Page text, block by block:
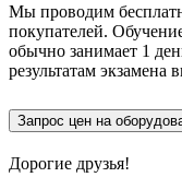
Мы проводим
покупателей.
обычно занимает 1
результатам экзамена
Запрос цен на
Дорогие друзья!